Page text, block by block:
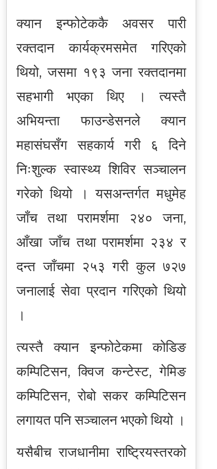
क्यान इन्फोटेककै अवसर पारी
रक्तदान कार्यक्रमसमेत गरिएको
थियो, जसमा १९३ जना रक्तदानमा
सहभागी भएका थिए । त्यस्तै
अभियन्ता फाउन्डेसनले क्यान
महासंघसँग सहकार्य गरी ६ दिने
निःशुल्क स्वास्थ्य शिविर सञ्चालन
गरेको थियो । यसअन्तर्गत मधुमेह
जाँच तथा परामर्शमा २४० जना,
आँखा जाँच तथा परामर्शमा २३४ र
दन्त जाँचमा २५३ गरी कुल ७२७
जनालाई सेवा प्रदान गरिएको थियो
।
त्यस्तै क्यान इन्फोटेकमा कोडिङ
कम्पिटिसन, क्विज कन्टेस्ट, गेमिङ
कम्पिटिसन, रोबो सकर कम्पिटिसन
लगायत पनि सञ्चालन भएको थियो ।
यसैबीच राजधानीमा राष्ट्रियस्तरको